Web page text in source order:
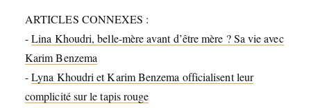
ARTICLES CONNEXES :
-Lina Khoudri, belle-mère avant d’être mère ? Sa vie avec
Karim Benzema
-Lyna Khoudri et Karim Benzema officialisent leur
complicité sur le tapis rouge